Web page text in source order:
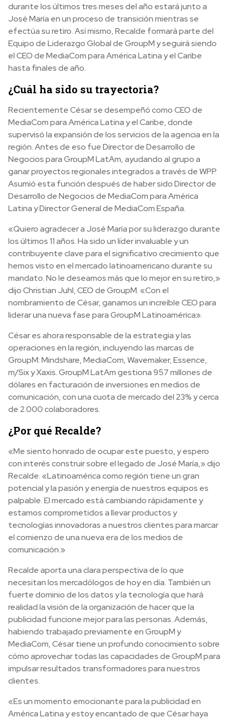
durante los últimos tres meses del año estará junto a
José María en un proceso de transición mientras se
efectúa su retiro. Así mismo, Recalde formará parte del
Equipo de Liderazgo Global de GroupM y seguirá siendo
el CEO de MediaCom para América Latina y el Caribe
hasta finales de año.
¿Cuál ha sido su trayectoria?
Recientemente César se desempeñó como CEO de
MediaCom para América Latina y el Caribe, donde
supervisó la expansión de los servicios de la agencia en la
región. Antes de eso fue Director de Desarrollo de
Negocios para GroupM LatAm, ayudando al grupo a
ganar proyectos regionales integrados a través de WPP.
Asumió esta función después de haber sido Director de
Desarrollo de Negocios de MediaCom para América
Latina y Director General de MediaCom España.
«Quiero agradecer a José María por su liderazgo durante
los últimos 11 años. Ha sido un líder invaluable y un
contribuyente clave para el significativo crecimiento que
hemos visto en el mercado latinoamericano durante su
mandato. No le deseamos más que lo mejor en su retiro,»
dijo Christian Juhl, CEO de GroupM. «Con el
nombramiento de César, ganamos un increíble CEO para
liderar una nueva fase para GroupM Latinoamérica».
César es ahora responsable de la estrategia y las
operaciones en la región, incluyendo las marcas de
GroupM: Mindshare, MediaCom, Wavemaker, Essence,
m/Six y Xaxis. GroupM LatAm gestiona 957 millones de
dólares en facturación de inversiones en medios de
comunicación, con una cuota de mercado del 23% y cerca
de 2.000 colaboradores.
¿Por qué Recalde?
«Me siento honrado de ocupar este puesto, y espero
con interés construir sobre el legado de José María,» dijo
Recalde. «Latinoamérica como región tiene un gran
potencial y la pasión y energía de nuestros equipos es
palpable. El mercado está cambiando rápidamente y
estamos comprometidos a llevar productos y
tecnologías innovadoras a nuestros clientes para marcar
el comienzo de una nueva era de los medios de
comunicación.»
Recalde aporta una clara perspectiva de lo que
necesitan los mercadólogos de hoy en día. También un
fuerte dominio de los datos y la tecnología que hará
realidad la visión de la organización de hacer que la
publicidad funcione mejor para las personas. Además,
habiendo trabajado previamente en GroupM y
MediaCom, César tiene un profundo conocimiento sobre
cómo aprovechar todas las capacidades de GroupM para
impulsar resultados transformadores para nuestros
clientes.
«Es un momento emocionante para la publicidad en
América Latina y estoy encantado de que César haya